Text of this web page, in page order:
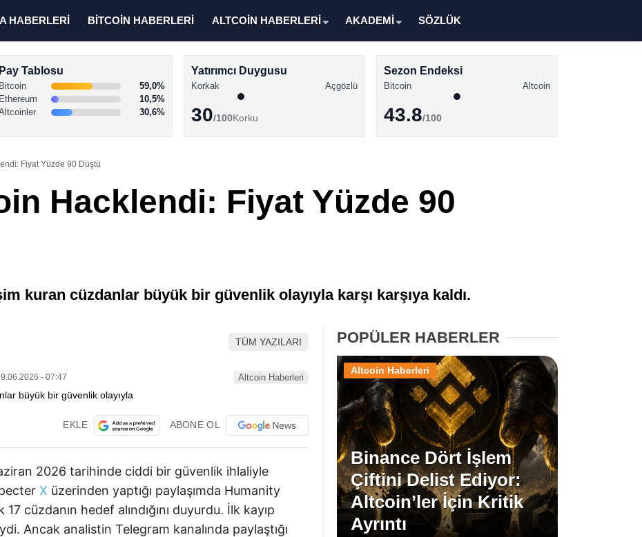
Stablecoin Haberleri
Facebook
Instagram
Youtube
HABERLERİ BİTCOİN HABERLERİ ALTCOİN HABERLERİ AKADEMİ SÖZLÜK
Pay Tablosu
Bitcoin
59,0%
Ethereum
10,5%
30,6%
Yatırımcı Duygusu
Korkak Açgözlü
30/100Korku
Sezon Endeksi
Bitcoin Altcoin
43.8/100
Fiyat Yüzde 90 Düştü
Hacklendi: Fiyat Yüzde 90
kuran cüzdanlar büyük bir güvenlik olayıyla karşı karşıya kaldı.
TÜM YAZILARI
- 07:47 Altcoin Haberleri
EKLE ABONE OL
2026 tarihinde ciddi bir güvenlik ihlaliyle
X üzerinden yaptığı paylaşımda Humanity
cüzdanın hedef alındığını duyurdu. İlk kayıp
Ancak analistin Telegram kanalında paylaştığı
POPÜLER HABERLER
Binance Dört İşlem
Çiftini Delist Ediyor:
Altcoin’ler İçin Kritik
Ayrıntı
Altcoin Haberleri